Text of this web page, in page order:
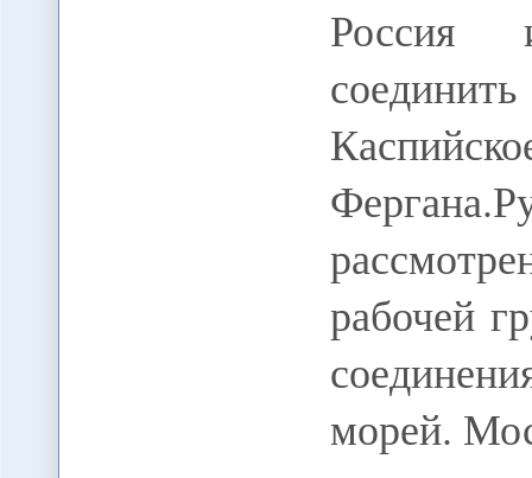
Россия
рабочей
морей.